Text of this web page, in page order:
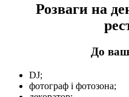
Розваги на
До
DJ;
фотограф і фотозона;